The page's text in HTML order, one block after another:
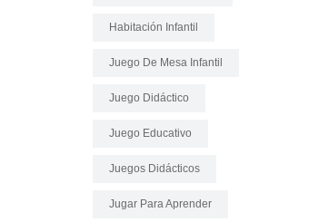
Habitación Infantil
Juego De Mesa Infantil
Juego Didáctico
Juego Educativo
Juegos Didácticos
Jugar Para Aprender